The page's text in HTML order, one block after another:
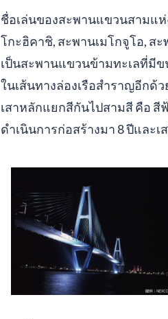
ชื่อเล่นของสะพานแขวนสามแห่
โกะฮิคาชิ, สะพานเมโกจูโอ, ส
เป็นสะพานแขวนข้ามทะเลที่มี
ในเส้นทางล่องเรือสำราญอีกด้ว
เสาหลักแยกสีกันไปสามสี คือ สี
ดำเนินการก่อสร้างมา 8 ปีและเ